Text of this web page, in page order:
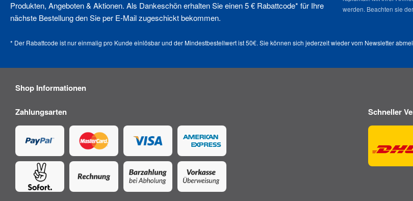
Produkten, Angeboten & Aktionen. Als Dankeschön erhalten Sie einen 5 € Rabattcode* für Ihre
nächste Bestellung den Sie per E-Mail zugeschickt bekommen.
werden. Beachten sie
* Der Rabattcode ist nur einmalig pro Kunde einlösbar und der Mindestbestellwert ist 50€. Sie können sich jederzeit wieder vom Newsletter
Shop Informationen
Zahlungsarten Schneller